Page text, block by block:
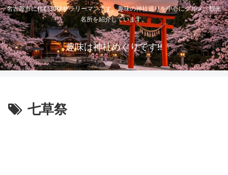
名古屋市に住む30代サラリーマンです。趣味の神社巡りを中心にグルメ、観光
名所を紹介しています。
趣味は神社めぐりです!!
七草祭